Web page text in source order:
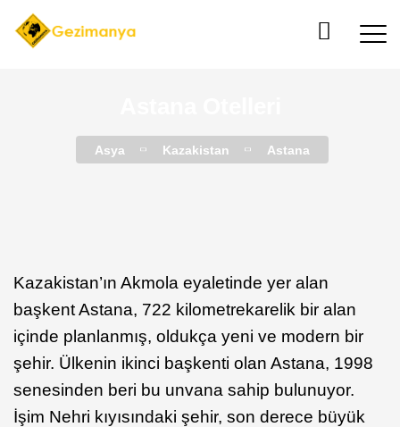
Asya Kazakistan Astana
Kazakistan’ın Akmola eyaletinde yer alan
başkent Astana, 722 kilometrekarelik bir alan
içinde planlanmış, oldukça yeni ve modern bir
şehir. Ülkenin ikinci başkenti olan Astana, 1998
senesinden beri bu unvana sahip bulunuyor.
İşim Nehri kıyısındaki şehir, son derece büyük